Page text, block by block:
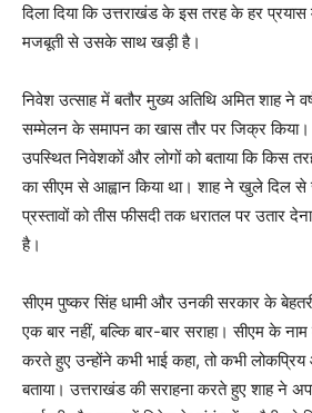
दिला दिया कि उत्तराखंड के इस तरह के हर
मजबूती से उसके साथ खड़ी है।
निवेश उत्साह में बतौर मुख्य अतिथि अमित शाह ने
सम्मेलन के समापन का खास तौर पर जिक्र
उपस्थित निवेशकों और लोगों को बताया कि किस
का सीएम से आह्वान किया था। शाह ने खुले दिल से
प्रस्तावों को तीस फीसदी तक धरातल पर उतार
है।
सीएम पुष्कर सिंह धामी और उनकी सरकार के
एक बार नहीं, बल्कि बार-बार सराहा। सीएम के
करते हुए उन्होंने कभी भाई कहा, तो कभी
बताया। उत्तराखंड की सराहना करते हुए शाह ने